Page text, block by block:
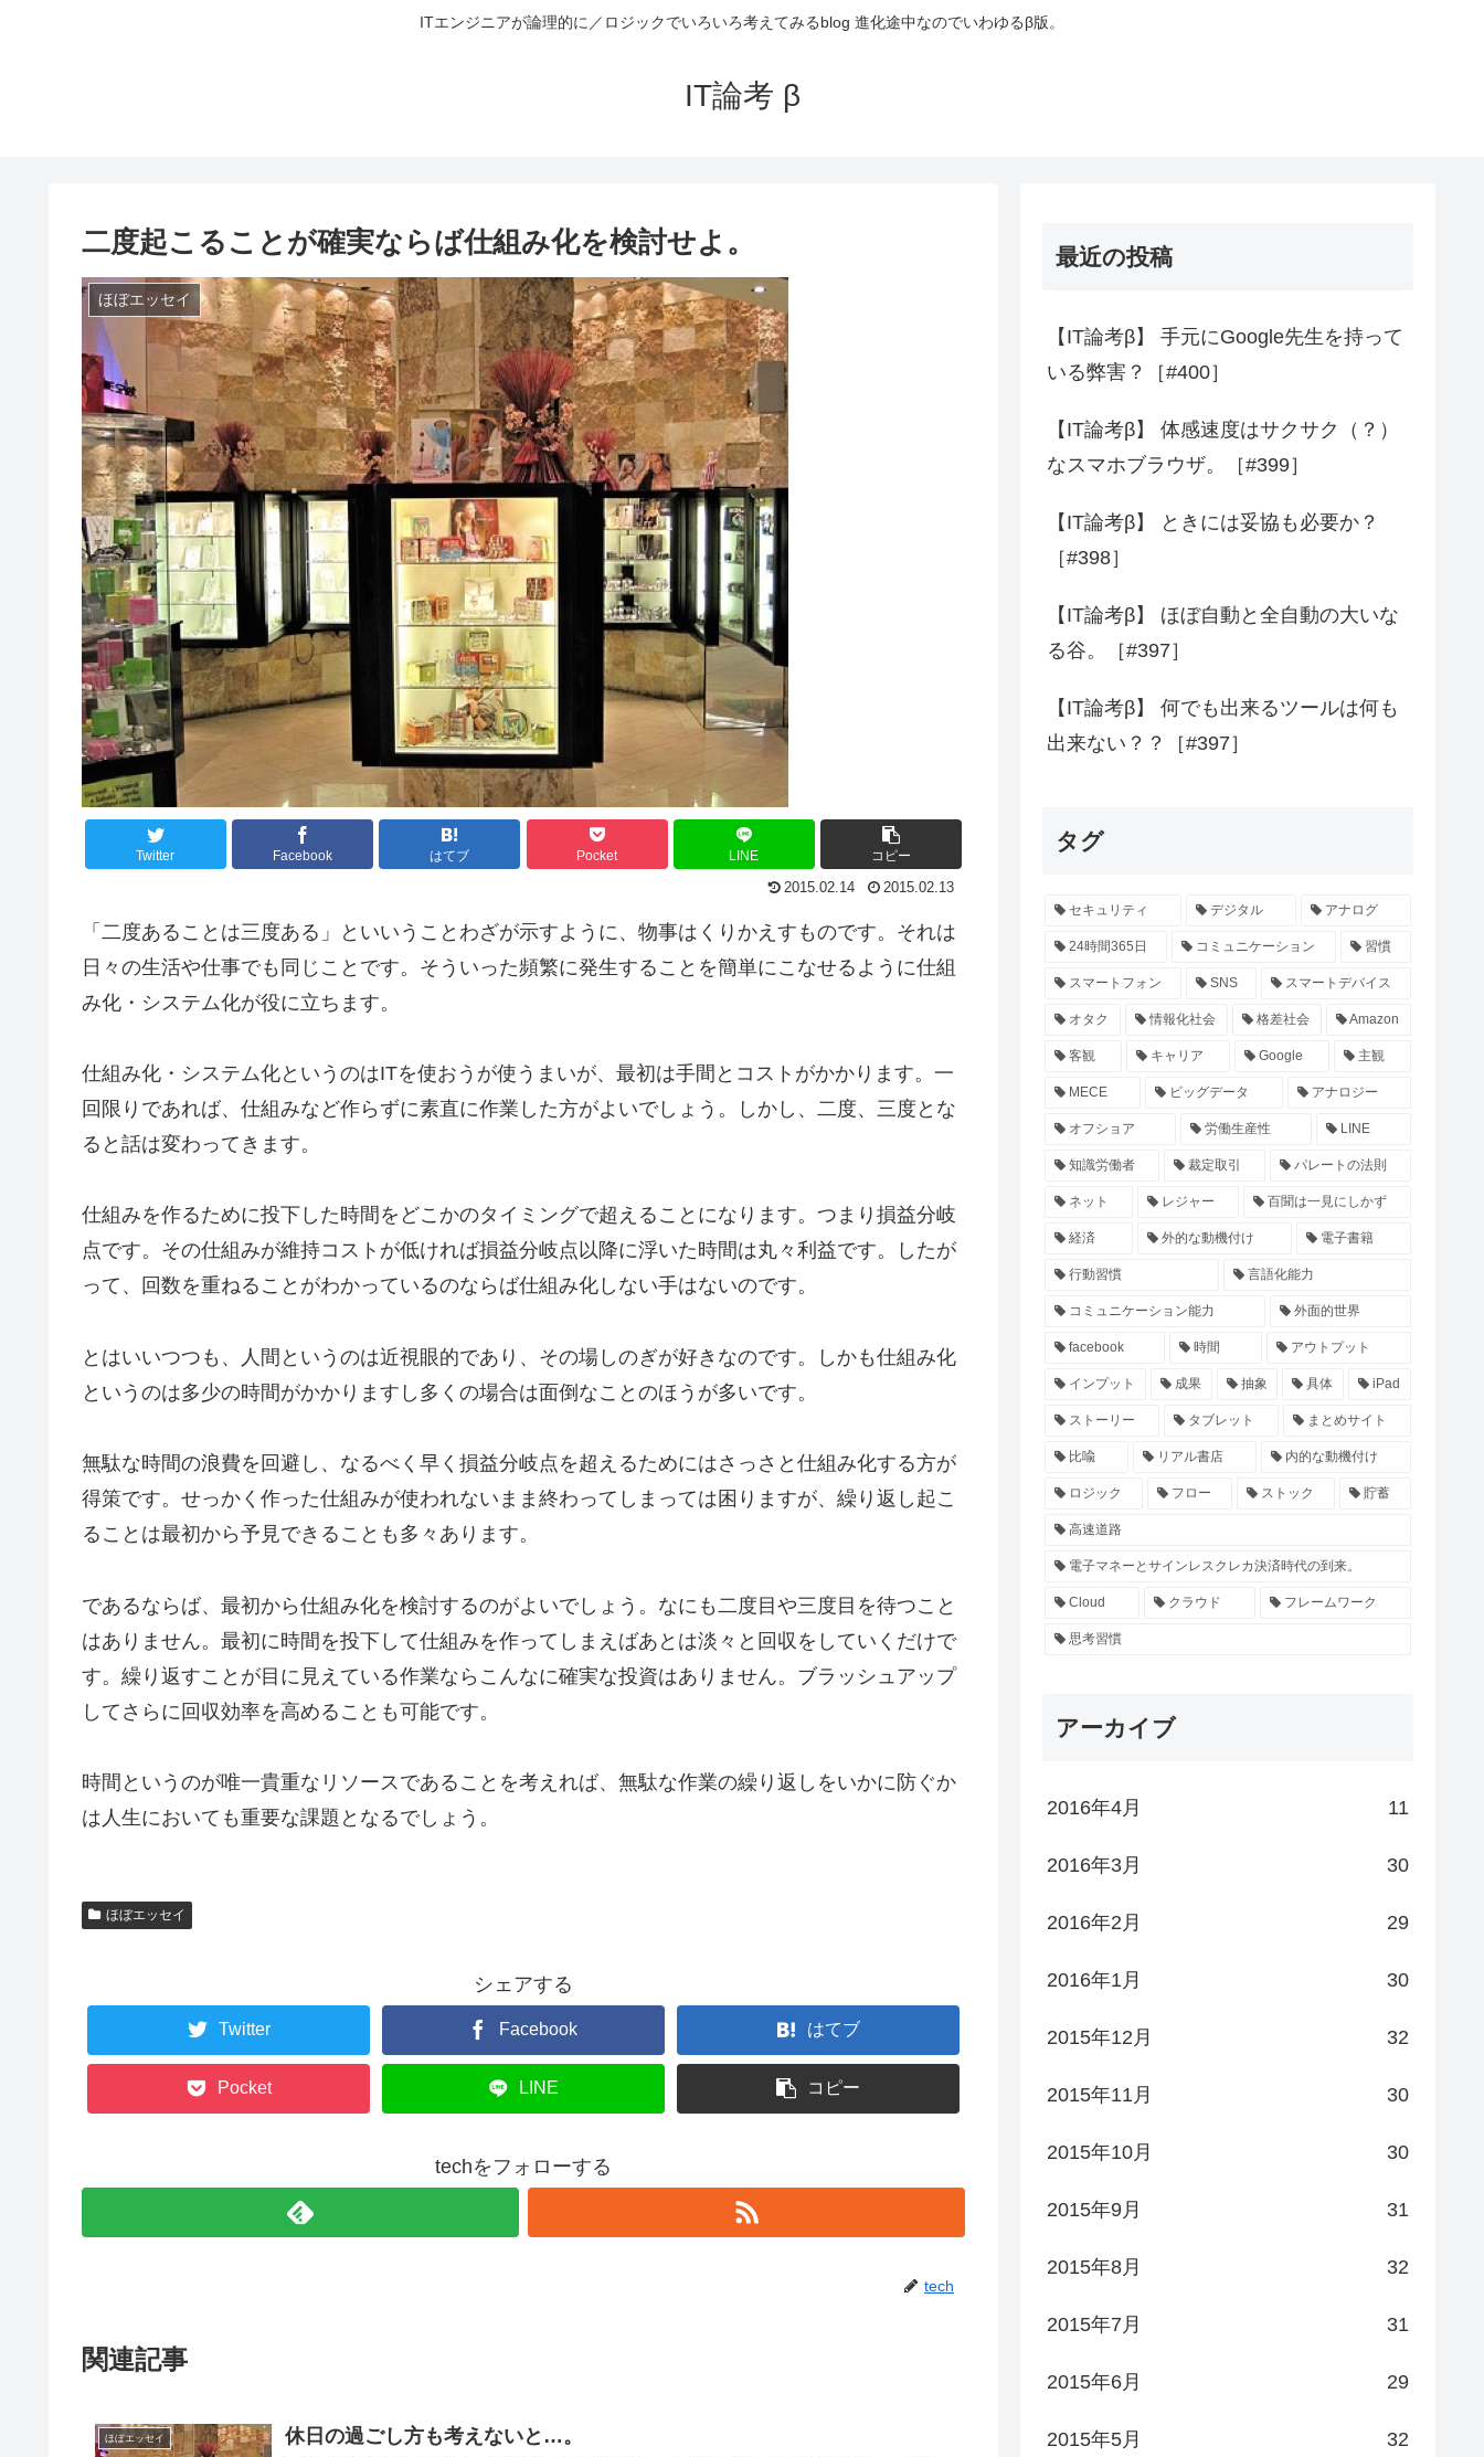
ITエンジニアが論理的に／ロジックでいろいろ考えてみるblog 進化途中なのでいわゆるβ版。
IT論考 β
二度起こることが確実ならば仕組み化を検討せよ。
ほぼエッセイ
Twitter Facebook はてブ Pocket LINE コピー
2015.02.14 2015.02.13
「二度あることは三度ある」といいうことわざが示すように、物事はくりかえすものです。それは
日々の生活や仕事でも同じことです。そういった頻繁に発生することを簡単にこなせるように仕組
み化・システム化が役に立ちます。
仕組み化・システム化というのはITを使おうが使うまいが、最初は手間とコストがかかります。一
回限りであれば、仕組みなど作らずに素直に作業した方がよいでしょう。しかし、二度、三度とな
ると話は変わってきます。
仕組みを作るために投下した時間をどこかのタイミングで超えることになります。つまり損益分岐
点です。その仕組みが維持コストが低ければ損益分岐点以降に浮いた時間は丸々利益です。したが
って、回数を重ねることがわかっているのならば仕組み化しない手はないのです。
とはいいつつも、人間というのは近視眼的であり、その場しのぎが好きなのです。しかも仕組み化
というのは多少の時間がかかりますし多くの場合は面倒なことのほうが多いです。
無駄な時間の浪費を回避し、なるべく早く損益分岐点を超えるためにはさっさと仕組み化する方が
得策です。せっかく作った仕組みが使われないまま終わってしまっては困りますが、繰り返し起こ
ることは最初から予見できることも多々あります。
であるならば、最初から仕組み化を検討するのがよいでしょう。なにも二度目や三度目を待つこと
はありません。最初に時間を投下して仕組みを作ってしまえばあとは淡々と回収をしていくだけで
す。繰り返すことが目に見えている作業ならこんなに確実な投資はありません。ブラッシュアップ
してさらに回収効率を高めることも可能です。
時間というのが唯一貴重なリソースであることを考えれば、無駄な作業の繰り返しをいかに防ぐか
は人生においても重要な課題となるでしょう。
ほぼエッセイ
シェアする
Twitter Facebook はてブ
Pocket LINE コピー
techをフォローする
tech
関連記事
ほぼエッセイ 休日の過ごし方も考えないと…。
最近の投稿
【IT論考β】 手元にGoogle先生を持って
いる弊害？［#400］
【IT論考β】 体感速度はサクサク（？）
なスマホブラウザ。［#399］
【IT論考β】 ときには妥協も必要か？
［#398］
【IT論考β】 ほぼ自動と全自動の大いな
る谷。［#397］
【IT論考β】 何でも出来るツールは何も
出来ない？？［#397］
タグ
セキュリティ デジタル アナログ
24時間365日 コミュニケーション 習慣
スマートフォン SNS スマートデバイス
オタク 情報化社会 格差社会 Amazon
客観 キャリア Google 主観
MECE ビッグデータ アナロジー
オフショア 労働生産性 LINE
知識労働者 裁定取引 パレートの法則
ネット レジャー 百聞は一見にしかず
経済 外的な動機付け 電子書籍
行動習慣 言語化能力
コミュニケーション能力 外面的世界
facebook 時間 アウトプット
インプット 成果 抽象 具体 iPad
ストーリー タブレット まとめサイト
比喩 リアル書店 内的な動機付け
ロジック フロー ストック 貯蓄
高速道路
電子マネーとサインレスクレカ決済時代の到来。
Cloud クラウド フレームワーク
思考習慣
アーカイブ
2016年4月 11
2016年3月 30
2016年2月 29
2016年1月 30
2015年12月 32
2015年11月 30
2015年10月 30
2015年9月 31
2015年8月 32
2015年7月 31
2015年6月 29
2015年5月 32